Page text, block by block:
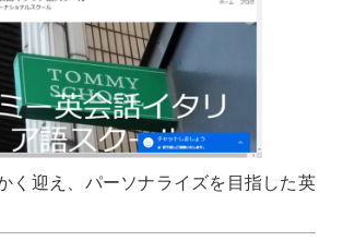
く迎え、パーソナライズを目指した英